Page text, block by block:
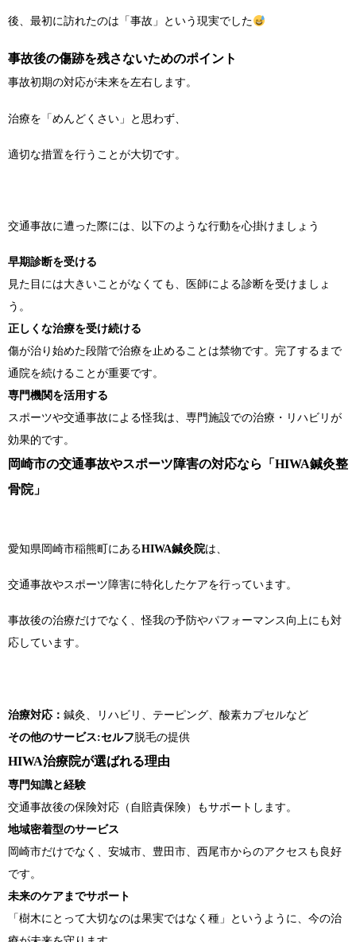
後、最初に訪れたのは「事故」という現実でした
事故後の傷跡を残さないためのポイント
事故初期の対応が未来を左右します。
治療を「めんどくさい」と思わず、
適切な措置を行うことが大切です。
交通事故に遭った際には、以下のような行動を心掛けましょう
早期診断を受ける
見た目には大きいことがなくても、医師による診断を受けましょ
う。
正しくな治療を受け続ける
傷が治り始めた段階で治療を止めることは禁物です。完了するまで
通院を続けることが重要です。
専門機関を活用する
スポーツや交通事故による怪我は、専門施設での治療・リハビリが
効果的です。
岡崎市の交通事故やスポーツ障害の対応なら「HIWA鍼灸整
骨院」
愛知県岡崎市稲熊町にあるHIWA鍼灸院は、
交通事故やスポーツ障害に特化したケアを行っています。
事故後の治療だけでなく、怪我の予防やパフォーマンス向上にも対
応しています。
治療対応： 鍼灸、リハビリ、テーピング、酸素カプセルなど
その他のサービス:セルフ脱毛の提供
HIWA治療院が選ばれる理由
専門知識と経験
交通事故後の保険対応（自賠責保険）もサポートします。
地域密着型のサービス
岡崎市だけでなく、安城市、豊田市、西尾市からのアクセスも良好
です。
未来のケアまでサポート
「樹木にとって大切なのは果実ではなく種」というように、今の治